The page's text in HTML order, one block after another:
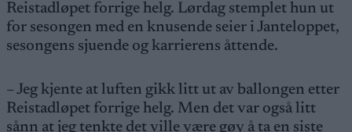
Reistadløpet forrige helg. Lørdag stemplet hun ut
for sesongen med en knusende seier i Janteloppet,
sesongens sjuende og karrierens åttende.
– Jeg kjente at luften gikk litt ut av ballongen etter
Reistadløpet forrige helg. Men det var også litt
sånn at jeg tenkte det ville være gøy å ta en siste